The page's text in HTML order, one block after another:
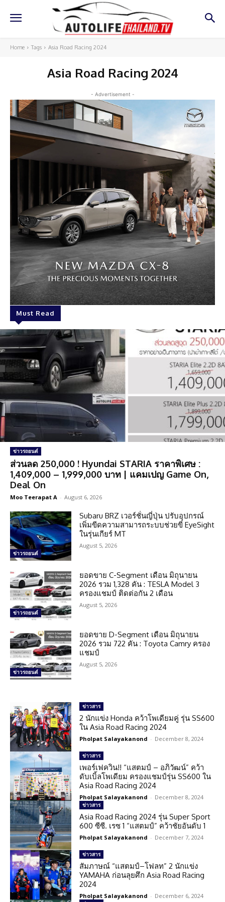
Home Tags Asia Road Racing 2024
Asia Road Racing 2024
- Advertisement -
Must Read
ข่าวรถยนต์
ส่วนลด 250,000 ! Hyundai STARIA ราคาพิเศษ :
1,409,000 – 1,999,000 บาท | แคมเปญ Game On,
Deal On
Moo Teerapat A - August 6, 2026
ข่าวรถยนต์
Subaru BRZ เวอร์ชั่นญี่ปุ่น ปรับอุปกรณ์
เพิ่มขีดความสามารถระบบช่วยขี่ EyeSight
ในรุ่นเกียร์ MT
August 5, 2026
ข่าวรถยนต์
ยอดขาย C-Segment เดือน มิถุนายน
2026 รวม 1,328 คัน : TESLA Model 3
ครองแชมป์ ติดต่อกัน 2 เดือน
August 5, 2026
ข่าวรถยนต์
ยอดขาย D-Segment เดือน มิถุนายน
2026 รวม 722 คัน : Toyota Camry ครอง
แชมป์
August 5, 2026
ข่าวสาร
2 นักแข่ง Honda คว้าโพเดียมคู่ รุ่น SS600
ใน Asia Road Racing 2024
Pholpat Salayakanond - December 8, 2024
ข่าวสาร
เพอร์เฟควิน!! “แสตมป์ – อภิวัฒน์” คว้า
ดับเบิ้ลโพเดียม ครองแชมป์รุ่น SS600 ใน
Asia Road Racing 2024
Pholpat Salayakanond - December 8, 2024
ข่าวสาร
Asia Road Racing 2024 รุ่น Super Sport
600 ซีซี. เรซ 1 “แสตมป์” คว้าชัยอันดับ 1
Pholpat Salayakanond - December 7, 2024
ข่าวสาร
สัมภาษณ์ “แสตมป์–โฟลท” 2 นักแข่ง
YAMAHA ก่อนลุยศึก Asia Road Racing
2024
Pholpat Salayakanond - December 6, 2024